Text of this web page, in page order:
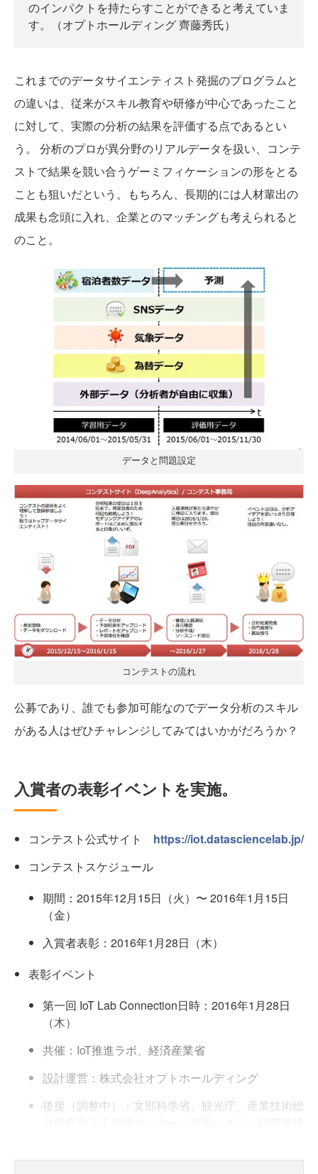
のインパクトを持たらすことができると考えていま
す。（オプトホールディング 齊藤秀氏）
これまでのデータサイエンティスト発掘のプログラムと
の違いは、従来がスキル教育や研修が中心であったこと
に対して、実際の分析の結果を評価する点であるとい
う。 分析のプロが異分野のリアルデータを扱い、コンテ
ストで結果を競い合うゲーミフィケーションの形をとる
ことも狙いだという。もちろん、長期的には人材輩出の
成果も念頭に入れ、企業とのマッチングも考えられると
のこと。
データと問題設定
コンテストの流れ
公募であり、誰でも参加可能なのでデータ分析のスキル
がある人はぜひチャレンジしてみてはいかがだろうか？
入賞者の表彰イベントを実施。
コンテスト公式サイト https://iot.datasciencelab.jp/
コンテストスケジュール
期間：2015年12月15日（火）〜 2016年1月15日
（金）
入賞者表彰：2016年1月28日（木）
表彰イベント
第一回 IoT Lab Connection日時：2016年1月28日
（木）
共催：IoT推進ラボ、経済産業省
設計運営：株式会社オプトホールディング
後援（調整中）：文部科学省、観光庁、産業技術総